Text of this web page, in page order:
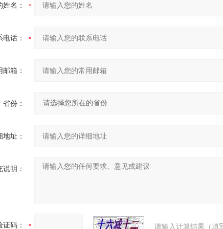
姓名：
电话：
邮箱：
省份：
地址：
说明：
证码： 请输入计算结果（填